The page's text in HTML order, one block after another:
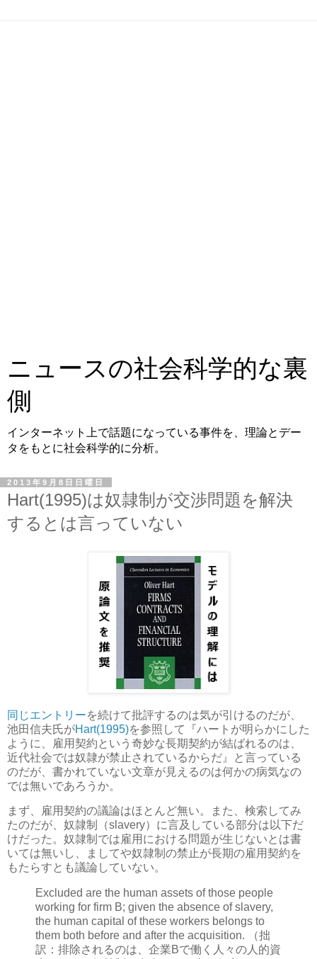
ニュースの社会科学的な裏
側
インターネット上で話題になっている事件を、理論とデー
タをもとに社会科学的に分析。
2013年9月8日日曜日
Hart(1995)は奴隷制が交渉問題を解決
するとは言っていない
同じエントリーを続けて批評するのは気が引けるのだが、
池田信夫氏がHart(1995)を参照して『ハートが明らかにした
ように、雇用契約という奇妙な長期契約が結ばれるのは、
近代社会では奴隷が禁止されているからだ』と言っている
のだが、書かれていない文章が見えるのは何かの病気なの
では無いであろうか。
まず、雇用契約の議論はほとんど無い。また、検索してみ
たのだが、奴隷制（slavery）に言及している部分は以下だ
けだった。奴隷制では雇用における問題が生じないとは書
いては無いし、ましてや奴隷制の禁止が長期の雇用契約を
もたらすとも議論していない。
Excluded are the human assets of those people
working for firm B; given the absence of slavery,
the human capital of these workers belongs to
them both before and after the acquisition. （拙
訳：排除されるのは、企業Bで働く人々の人的資